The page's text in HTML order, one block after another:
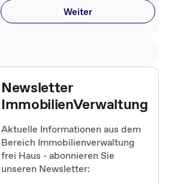
Weiter
Newsletter
ImmobilienVerwaltung
Aktuelle Informationen aus dem
Bereich Immobilienverwaltung
frei Haus - abonnieren Sie
unseren Newsletter: